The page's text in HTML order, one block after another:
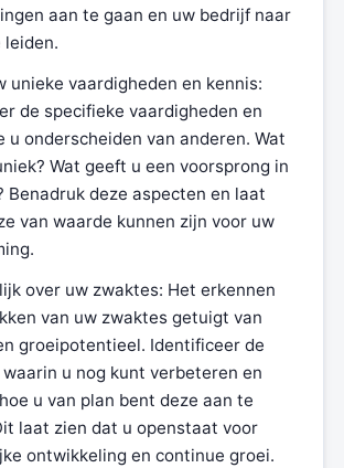
aan te gaan en uw bedrijf naar
leiden.
unieke vaardigheden en kennis:
de specifieke vaardigheden en
u onderscheiden van anderen. Wat
Wat geeft u een voorsprong in
Benadruk deze aspecten en laat
van waarde kunnen zijn voor uw
over uw zwaktes: Het erkennen
van uw zwaktes getuigt van
groeipotentieel. Identificeer de
u nog kunt verbeteren en
u van plan bent deze aan te
laat zien dat u openstaat voor
ontwikkeling en continue groei.